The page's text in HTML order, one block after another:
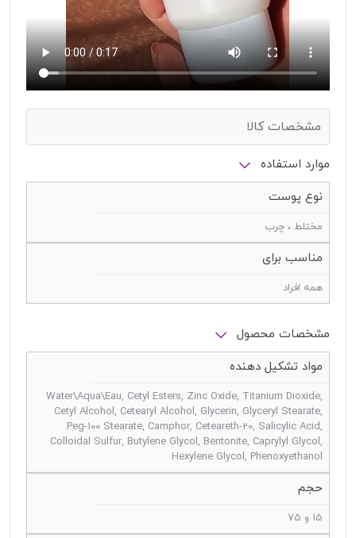
مشخصات کالا
موارد استفاده
نوع پوست
مختلط ، چرب
مناسب برای
همه افراد
مشخصات محصول
مواد تشکیل دهنده
Water\Aqua\Eau, Cetyl Esters, Zinc Oxide, Titanium Dioxide,
Cetyl Alcohol, Cetearyl Alcohol, Glycerin, Glyceryl Stearate,
Peg-100 Stearate, Camphor, Ceteareth-20, Salicylic Acid,
Colloidal Sulfur, Butylene Glycol, Bentonite, Caprylyl Glycol,
Hexylene Glycol, Phenoxyethanol
حجم
15 و 75